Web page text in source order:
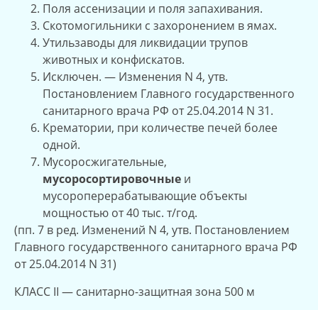
Поля ассенизации и поля запахивания.
Скотомогильники с захоронением в ямах.
Утильзаводы для ликвидации трупов
животных и конфискатов.
Исключен. — Изменения N 4, утв.
Постановлением Главного государственного
санитарного врача РФ от 25.04.2014 N 31.
Крематории, при количестве печей более
одной.
Мусоросжигательные,
мусоросортировочные и
мусороперерабатывающие объекты
мощностью от 40 тыс. т/год.
(пп. 7 в ред. Изменений N 4, утв. Постановлением
Главного государственного санитарного врача РФ
от 25.04.2014 N 31)
КЛАСС II — санитарно-защитная зона 500 м